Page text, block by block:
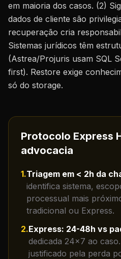
em maioria dos casos. (2)
dados de cliente são
recuperação cria
Sistemas jurídicos têm
(Astrea/Projuris usam SQL
first). Restore exige
só do storage.
Protocolo Express
advocacia
1.Triagem em < 2h da
identifica sistema,
processual mais
tradicional ou Express.
2.Express: 24-48h vs
dedicada 24×7 ao
justificado pela perda